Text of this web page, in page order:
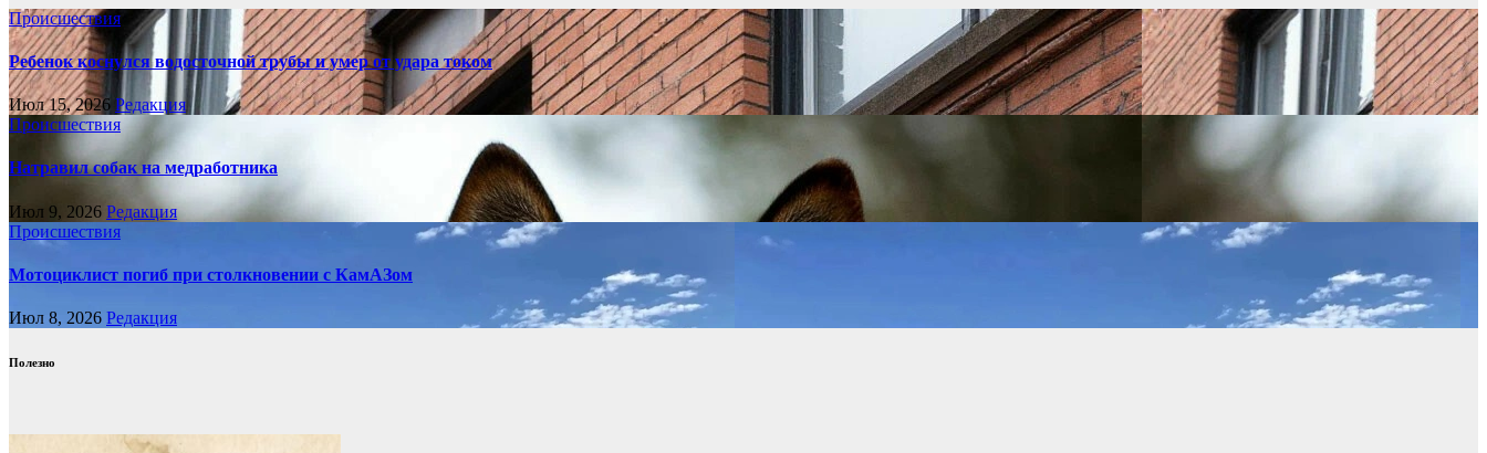
Происшествия
Ребенок коснулся водосточной трубы и умер от удара током
Июл 15, 2026 Редакция
Происшествия
Натравил собак на медработника
Июл 9, 2026 Редакция
Происшествия
Мотоциклист погиб при столкновении с КамАЗом
Июл 8, 2026 Редакция
Полезно